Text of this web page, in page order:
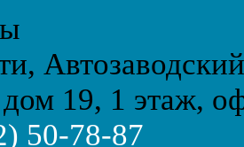
19, 1 этаж,
50-78-87